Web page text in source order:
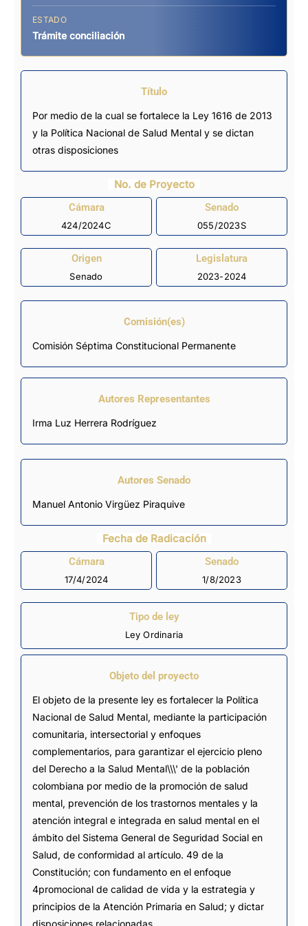
ESTADO
Trámite conciliación
Título
Por medio de la cual se fortalece la Ley 1616 de 2013
y la Política Nacional de Salud Mental y se dictan
otras disposiciones
No. de Proyecto
Cámara
424/2024C
Senado
055/2023S
Origen
Senado
Legislatura
2023-2024
Comisión(es)
Comisión Séptima Constitucional Permanente
Autores Representantes
Irma Luz Herrera Rodríguez
Autores Senado
Manuel Antonio Virgüez Piraquive
Fecha de Radicación
Cámara
17/4/2024
Senado
1/8/2023
Tipo de ley
Ley Ordinaria
Objeto del proyecto
El objeto de la presente ley es fortalecer la Política
Nacional de Salud Mental, mediante la participación
comunitaria, intersectorial y enfoques
complementarios, para garantizar el ejercicio pleno
del Derecho a la Salud Mental\\\' de la población
colombiana por medio de la promoción de salud
mental, prevención de los trastornos mentales y la
atención integral e integrada en salud mental en el
ámbito del Sistema General de Seguridad Social en
Salud, de conformidad al artículo. 49 de la
Constitución; con fundamento en el enfoque
4promocional de calidad de vida y la estrategia y
principios de la Atención Primaria en Salud; y dictar
disposiciones relacionadas.